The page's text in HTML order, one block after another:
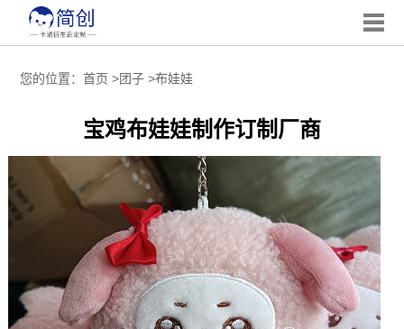
您的位置： 首页 >团子>布娃娃
宝鸡布娃娃制作订制厂商